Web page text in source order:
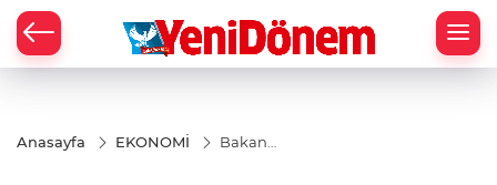
Anasayfa EKONOMİ
Bakan